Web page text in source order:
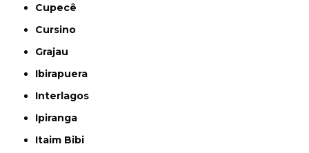
Cupecê
Cursino
Grajau
Ibirapuera
Interlagos
Ipiranga
Itaim Bibi